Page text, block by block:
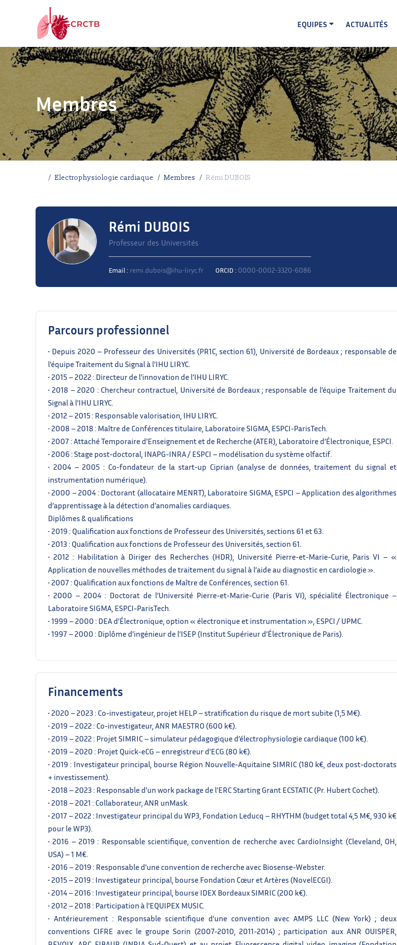
Aller au contenu
EQUIPES
ACTUALITÉS
Membres
Accueil
Electrophysiologie cardiaque Membres Rémi DUBOIS
Rémi DUBOIS
Professeur des Universités
Email : remi.dubois@ihu-liryc.fr ORCID : 0000-0002-3320-6086
Parcours professionnel
• Depuis 2020 – Professeur des Universités (PR1C, section 61), Université de Bordeaux ; responsable de
l’équipe Traitement du Signal à l’IHU LIRYC.
• 2015 – 2022 : Directeur de l’innovation de l’IHU LIRYC.
• 2018 – 2020 : Chercheur contractuel, Université de Bordeaux ; responsable de l’équipe Traitement du
Signal à l’IHU LIRYC.
• 2012 – 2015 : Responsable valorisation, IHU LIRYC.
• 2008 – 2018 : Maître de Conférences titulaire, Laboratoire SIGMA, ESPCI-ParisTech.
• 2007 : Attaché Temporaire d’Enseignement et de Recherche (ATER), Laboratoire d’Électronique, ESPCI.
• 2006 : Stage post-doctoral, INAPG-INRA / ESPCI – modélisation du système olfactif.
• 2004 – 2005 : Co-fondateur de la start-up Ciprian (analyse de données, traitement du signal et
instrumentation numérique).
• 2000 – 2004 : Doctorant (allocataire MENRT), Laboratoire SIGMA, ESPCI – Application des algorithmes
d’apprentissage à la détection d’anomalies cardiaques.
Diplômes & qualifications
• 2019 : Qualification aux fonctions de Professeur des Universités, sections 61 et 63.
• 2013 : Qualification aux fonctions de Professeur des Universités, section 61.
• 2012 : Habilitation à Diriger des Recherches (HDR), Université Pierre-et-Marie-Curie, Paris VI – «
Application de nouvelles méthodes de traitement du signal à l’aide au diagnostic en cardiologie ».
• 2007 : Qualification aux fonctions de Maître de Conférences, section 61.
• 2000 – 2004 : Doctorat de l’Université Pierre-et-Marie-Curie (Paris VI), spécialité Électronique –
Laboratoire SIGMA, ESPCI-ParisTech.
• 1999 – 2000 : DEA d’Électronique, option « électronique et instrumentation », ESPCI / UPMC.
• 1997 – 2000 : Diplôme d’ingénieur de l’ISEP (Institut Supérieur d’Électronique de Paris).
Financements
• 2020 – 2023 : Co-investigateur, projet HELP – stratification du risque de mort subite (1,5 M€).
• 2019 – 2022 : Co-investigateur, ANR MAESTRO (600 k€).
• 2019 – 2022 : Projet SIMRIC – simulateur pédagogique d’électrophysiologie cardiaque (100 k€).
• 2019 – 2020 : Projet Quick-eCG – enregistreur d’ECG (80 k€).
• 2019 : Investigateur principal, bourse Région Nouvelle-Aquitaine SIMRIC (180 k€, deux post-doctorats
+ investissement).
• 2018 – 2023 : Responsable d’un work package de l’ERC Starting Grant ECSTATIC (Pr. Hubert Cochet).
• 2018 – 2021 : Collaborateur, ANR unMask.
• 2017 – 2022 : Investigateur principal du WP3, Fondation Leducq – RHYTHM (budget total 4,5 M€, 930 k€
pour le WP3).
• 2016 – 2019 : Responsable scientifique, convention de recherche avec CardioInsight (Cleveland, OH,
USA) – 1 M€.
• 2016 – 2019 : Responsable d’une convention de recherche avec Biosense-Webster.
• 2015 – 2019 : Investigateur principal, bourse Fondation Cœur et Artères (NovelECGI).
• 2014 – 2016 : Investigateur principal, bourse IDEX Bordeaux SIMRIC (200 k€).
• 2012 – 2018 : Participation à l’EQUIPEX MUSIC.
• Antérieurement : Responsable scientifique d’une convention avec AMPS LLC (New York) ; deux
conventions CIFRE avec le groupe Sorin (2007-2010, 2011-2014) ; participation aux ANR OUISPER,